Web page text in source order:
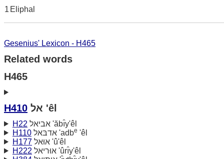
1 Eliphal
Gesenius' Lexicon - H465
Related words
H465
H410 אל 'êl
H22
אביאל 'ăbı̂y'êl
H110
אדבּאל 'adbe 'êl
H177
אוּאל 'û'êl
H222
אוּריאל 'ûrı̂y'êl